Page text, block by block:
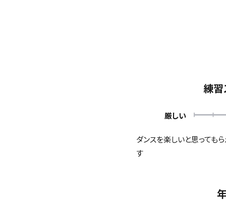
練習
厳しい
ダンスを楽しいと思っても
す